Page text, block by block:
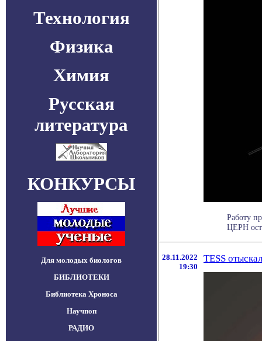
Технология
Физика
Химия
Русская
литература
КОНКУРСЫ
Для молодых биологов
БИБЛИОТЕКИ
Библиотека Хроноса
Научпоп
РАДИО
Работу
ЦЕРН
28.11.2022
19:30
TESS